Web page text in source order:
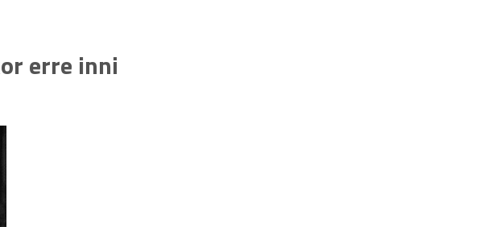
erre inni